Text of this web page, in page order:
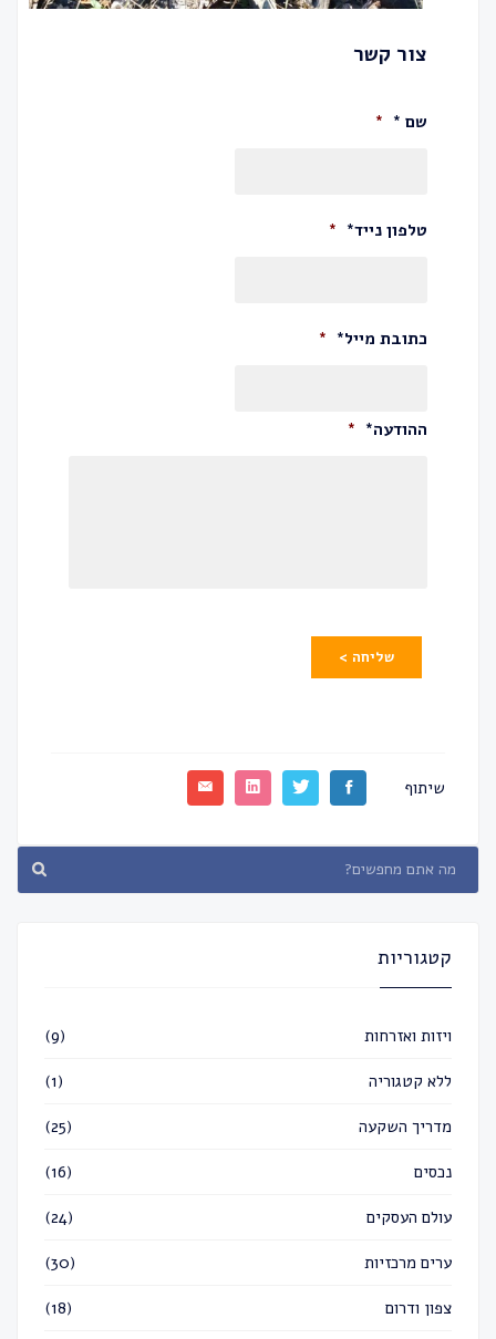
צור קשר
שם * *
טלפון נייד* *
כתובת מייל* *
ההודעה* *
שליחה >
שיתוף
קטגוריות
ויזות ואזרחות (9)
ללא קטגוריה (1)
מדריך השקעה (25)
נכסים (16)
עולם העסקים (24)
ערים מרכזיות (30)
צפון ודרום (18)